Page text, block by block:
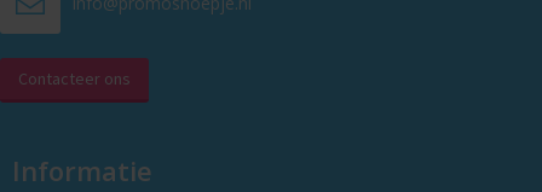
Contacteer ons
Informatie